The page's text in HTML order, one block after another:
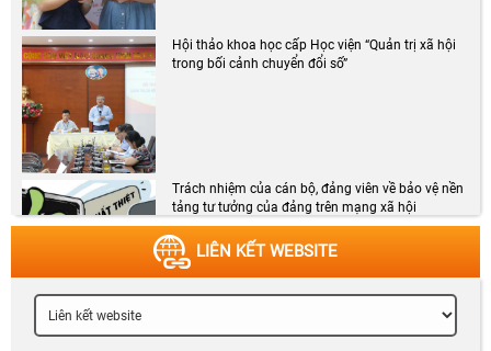
Hội thảo khoa học cấp Học viện “Quản trị xã hội
trong bối cảnh chuyển đổi số”
Trách nhiệm của cán bộ, đảng viên về bảo vệ nền
tảng tư tưởng của đảng trên mạng xã hội
Chương trình Chào cờ, phổ biến Nghị quyết tháng 8
LIÊN KẾT WEBSITE